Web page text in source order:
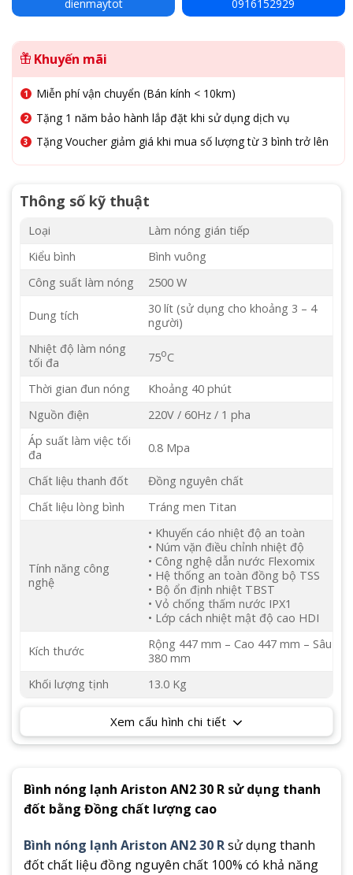
dienmaytot
0916152929
Khuyến mãi
Miễn phí vận chuyển (Bán kính < 10km)
Tặng 1 năm bảo hành lắp đặt khi sử dụng dịch vụ
Tặng Voucher giảm giá khi mua số lượng từ 3 bình trở lên
Bình nóng lạnh Ariston AN2 30 R sử dụng thanh
đốt bằng Đồng chất lượng cao
Bình nóng lạnh Ariston AN2 30 Rsử dụng thanh
đốt chất liệu đồng nguyên chất 100% có khả năng
Thông số kỹ thuật
Loại
Làm nóng gián tiếp
Kiểu bình
Bình vuông
Công suất làm nóng
2500 W
Dung tích
30 lít (sử dụng cho khoảng 3 – 4
người)
Nhiệt độ làm nóng
tối đa
75oC
Thời gian đun nóng
Khoảng 40 phút
Nguồn điện
220V / 60Hz / 1 pha
Áp suất làm việc tối
đa
0.8 Mpa
Chất liệu thanh đốt
Đồng nguyên chất
Chất liệu lòng bình
Tráng men Titan
Tính năng công
nghệ
• Khuyến cáo nhiệt độ an toàn
• Núm vặn điều chỉnh nhiệt độ
• Công nghệ dẫn nước Flexomix
• Hệ thống an toàn đồng bộ TSS
• Bộ ổn định nhiệt TBST
• Vỏ chống thấm nước IPX1
• Lớp cách nhiệt mật độ cao HDI
Kích thước
Rộng 447 mm – Cao 447 mm – Sâu
380 mm
Khối lượng tịnh
13.0 Kg
Xem cấu hình chi tiết